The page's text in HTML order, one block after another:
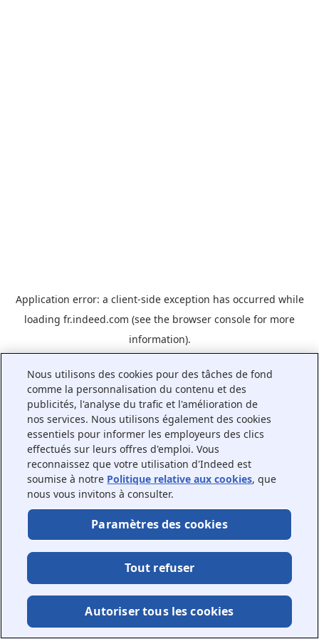
Application error: a client-side exception has occurred while
loading fr.indeed.com (see the browser console for more
information).
Nous utilisons des cookies pour des tâches de fond
comme la personnalisation du contenu et des
publicités, l'analyse du trafic et l'amélioration de
nos services. Nous utilisons également des cookies
essentiels pour informer les employeurs des clics
effectués sur leurs offres d'emploi. Vous
reconnaissez que votre utilisation d'Indeed est
soumise à notre Politique relative aux cookies, que
nous vous invitons à consulter.
Paramètres des cookies
Tout refuser
Autoriser tous les cookies